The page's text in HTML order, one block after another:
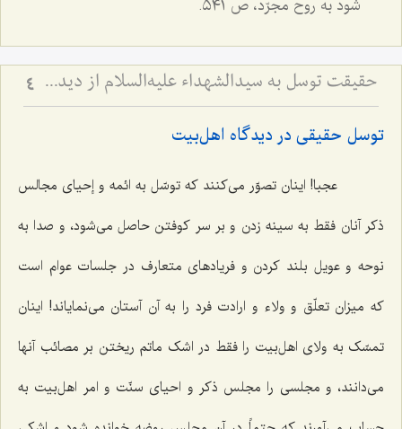
شود به روح مجرّد، ص ٥٤١.
حقیقت توسل به سیدالشهداء علیه‌السلام از دیدگاه عرفا - بررسی اجمالی مسئلۀ توسل به اهل‌بیت علیهم‌السلام 4
توسل حقیقی در دیدگاه اهل‌بیت
عجبا! اینان تصوّر می‌کنند که توسّل به ائمه و إحیای مجالس
ذکر آنان فقط به سینه زدن و بر سر کوفتن حاصل می‌شود، و صدا به
نوحه و عویل بلند کردن و فریادهای متعارف در جلسات عوام است
که میزان تعلّق و ولاء و ارادت فرد را به آن آستان می‌نمایاند! اینان
تمسّک به ولای اهل‌بیت را فقط در اشک ماتم ریختن بر مصائب آنها
می‌دانند، و مجلسی را مجلس ذکر و احیای سنّت و امر اهل‌بیت به